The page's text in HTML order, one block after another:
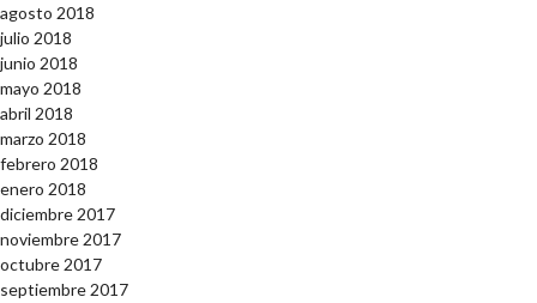
agosto 2018
julio 2018
junio 2018
mayo 2018
abril 2018
marzo 2018
febrero 2018
enero 2018
diciembre 2017
noviembre 2017
octubre 2017
septiembre 2017